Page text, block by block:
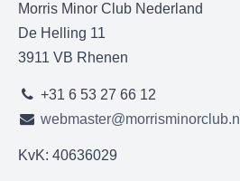
Morris Minor Club Nederland
De Helling 11
3911 VB Rhenen
+31 6 53 27 66 12
webmaster@morrisminorclub.nl
KvK: 40636029